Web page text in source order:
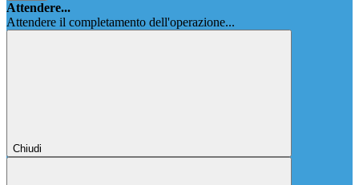
Attendere...
Attendere il completamento dell'operazione...
Chiudi